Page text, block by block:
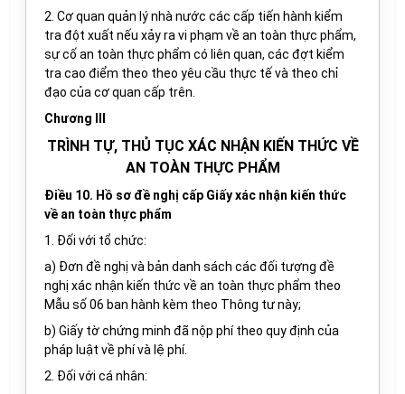
2. Cơ quan quản lý nhà nước các cấp tiến hành kiểm
tra đột xuất nếu xảy ra vi phạm về an toàn thực phẩm,
sự cố an toàn thực phẩm có liên quan, các đợt kiểm
tra cao điểm theo theo yêu cầu thực tế và theo chỉ
đạo của cơ quan cấp trên.
Chương III
TRÌNH TỰ, THỦ TỤC XÁC NHẬN KIẾN THỨC VỀ
AN TOÀN THỰC PHẨM
Điều 10. Hồ sơ đề nghị cấp Giấy xác nhận kiến thức
về an toàn thực phẩm
1. Đối với tổ chức:
a) Đơn đề nghị và bản danh sách các đối tượng đề
nghị xác nhận kiến thức về an toàn thực phẩm theo
Mẫu số 06 ban hành kèm theo Thông tư này;
b) Giấy tờ chứng minh đã nộp phí theo quy định của
pháp luật về phí và lệ phí.
2. Đối với cá nhân: